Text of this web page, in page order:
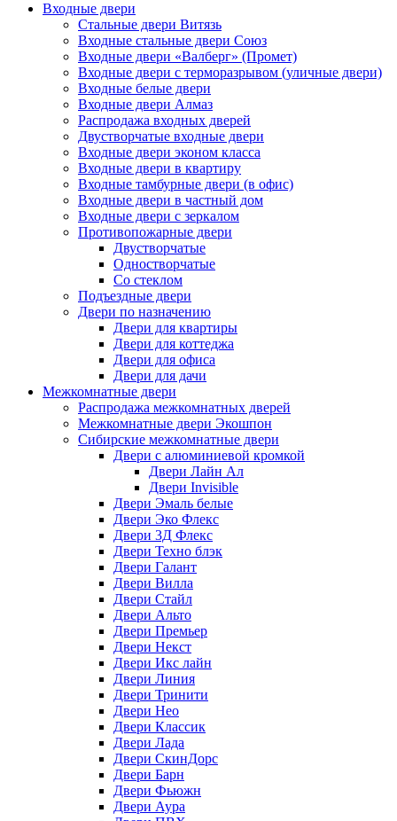
Входные двери
Стальные двери Витязь
Входные стальные двери Союз
Входные двери «Валберг» (Промет)
Входные двери с терморазрывом (уличные двери)
Входные белые двери
Входные двери Алмаз
Распродажа входных дверей
Двустворчатые входные двери
Входные двери эконом класса
Входные двери в квартиру
Входные тамбурные двери (в офис)
Входные двери в частный дом
Входные двери с зеркалом
Противопожарные двери
Двустворчатые
Одностворчатые
Со стеклом
Подъездные двери
Двери по назначению
Двери для квартиры
Двери для коттеджа
Двери для офиса
Двери для дачи
Межкомнатные двери
Распродажа межкомнатных дверей
Межкомнатные двери Экошпон
Сибирские межкомнатные двери
Двери с алюминиевой кромкой
Двери Лайн Ал
Двери Invisible
Двери Эмаль белые
Двери Эко Флекс
Двери 3Д Флекс
Двери Техно блэк
Двери Галант
Двери Вилла
Двери Стайл
Двери Альто
Двери Премьер
Двери Некст
Двери Икс лайн
Двери Линия
Двери Тринити
Двери Нео
Двери Классик
Двери Лада
Двери СкинДорс
Двери Барн
Двери Фьюжн
Двери Аура